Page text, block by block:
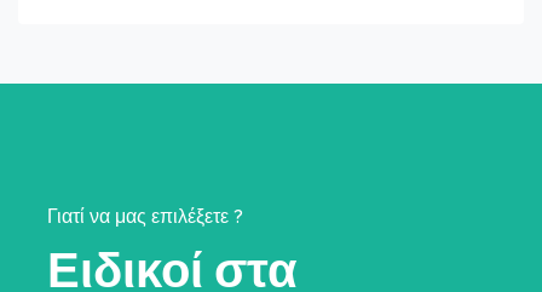
Γιατί να μας επιλέξετε ?
Ειδικοί στα